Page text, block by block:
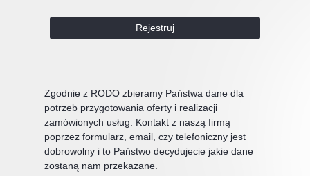
Zgodnie z RODO zbieramy Państwa dane dla
potrzeb przygotowania oferty i realizacji
zamówionych usług. Kontakt z naszą firmą
poprzez formularz, email, czy telefoniczny jest
dobrowolny i to Państwo decydujecie jakie dane
zostaną nam przekazane.